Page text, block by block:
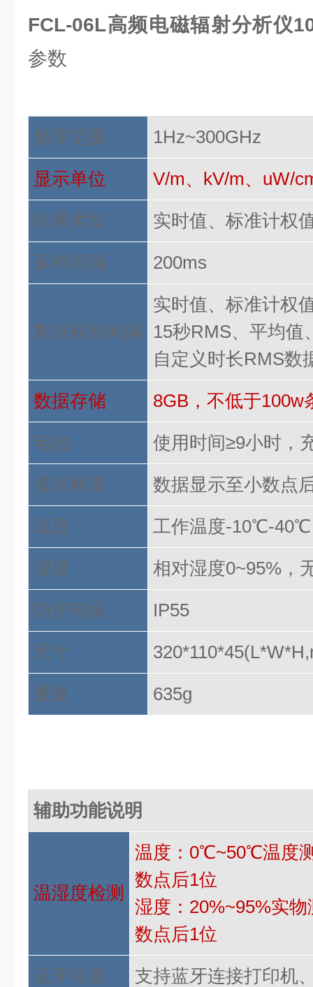
FCL-06L高频电磁辐射分析仪
参数
频率范围
1Hz~300GHz
显示单位
V/m、kV/m、uW/
结果类型
实时值、标准计权
采样间隔
200ms
数据刷新间隔
实时值、标准计权
15秒RMS、平均值
自定义时长RMS数
数据存储
8GB，不低于100w
电池
使用时间≥9小时，
显示精度
数据显示至小数点
温度
工作温度-10℃-40℃
湿度
相对湿度0~95%，
防护等级
IP55
尺寸
重量
635g
辅助功能说明
温湿度检测
温度： 0℃~50℃温度
数点后1位
湿度： 20%~95%实
数点后1位
蓝牙拓展
支持蓝牙连接打印机